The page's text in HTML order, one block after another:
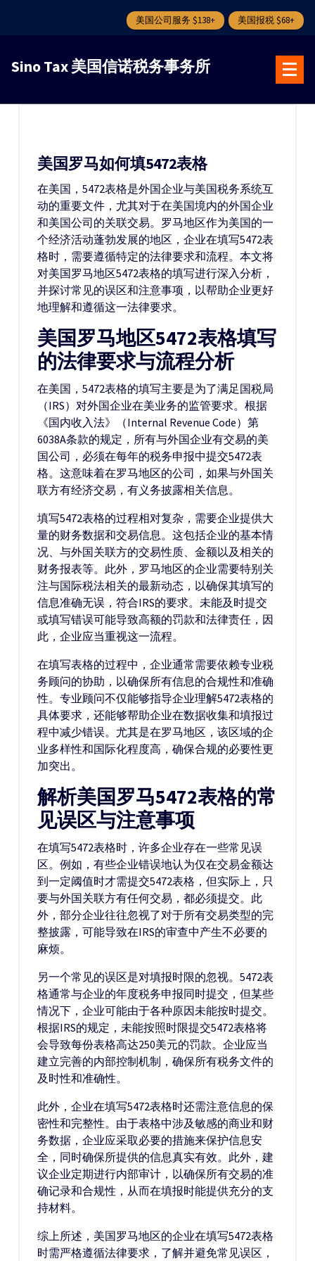
美国公司服务 $138+ 美国报税 $68+
Sino Tax 美国信诺税务事务所
美国罗马如何填5472表格
在美国，5472表格是外国企业与美国税务系统互
动的重要文件，尤其对于在美国境内的外国企业
和美国公司的关联交易。罗马地区作为美国的一
个经济活动蓬勃发展的地区，企业在填写5472表
格时，需要遵循特定的法律要求和流程。本文将
对美国罗马地区5472表格的填写进行深入分析，
并探讨常见的误区和注意事项，以帮助企业更好
地理解和遵循这一法律要求。
美国罗马地区5472表格填写
的法律要求与流程分析
在美国，5472表格的填写主要是为了满足国税局
（IRS）对外国企业在美业务的监管要求。根据
《国内收入法》（Internal Revenue Code）第
6038A条款的规定，所有与外国企业有交易的美
国公司，必须在每年的税务申报中提交5472表
格。这意味着在罗马地区的公司，如果与外国关
联方有经济交易，有义务披露相关信息。
填写5472表格的过程相对复杂，需要企业提供大
量的财务数据和交易信息。这包括企业的基本情
况、与外国关联方的交易性质、金额以及相关的
财务报表等。此外，罗马地区的企业需要特别关
注与国际税法相关的最新动态，以确保其填写的
信息准确无误，符合IRS的要求。未能及时提交
或填写错误可能导致高额的罚款和法律责任，因
此，企业应当重视这一流程。
在填写表格的过程中，企业通常需要依赖专业税
务顾问的协助，以确保所有信息的合规性和准确
性。专业顾问不仅能够指导企业理解5472表格的
具体要求，还能够帮助企业在数据收集和填报过
程中减少错误。尤其是在罗马地区，该区域的企
业多样性和国际化程度高，确保合规的必要性更
加突出。
解析美国罗马5472表格的常
见误区与注意事项
在填写5472表格时，许多企业存在一些常见误
区。例如，有些企业错误地认为仅在交易金额达
到一定阈值时才需提交5472表格，但实际上，只
要与外国关联方有任何交易，都必须提交。此
外，部分企业往往忽视了对于所有交易类型的完
整披露，可能导致在IRS的审查中产生不必要的
麻烦。
另一个常见的误区是对填报时限的忽视。5472表
格通常与企业的年度税务申报同时提交，但某些
情况下，企业可能由于各种原因未能按时提交。
根据IRS的规定，未能按照时限提交5472表格将
会导致每份表格高达250美元的罚款。企业应当
建立完善的内部控制机制，确保所有税务文件的
及时性和准确性。
此外，企业在填写5472表格时还需注意信息的保
密性和完整性。由于表格中涉及敏感的商业和财
务数据，企业应采取必要的措施来保护信息安
全，同时确保所提供的信息真实有效。此外，建
议企业定期进行内部审计，以确保所有交易的准
确记录和合规性，从而在填报时能提供充分的支
持材料。
综上所述，美国罗马地区的企业在填写5472表格
时需严格遵循法律要求，了解并避免常见误区，